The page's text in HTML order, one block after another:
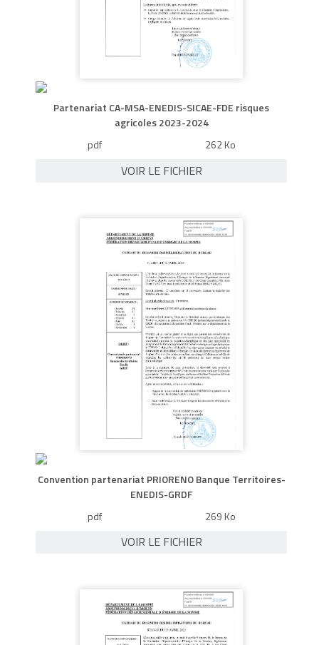
Partenariat CA-MSA-ENEDIS-SICAE-FDE risques
agricoles 2023-2024
pdf
262 Ko
VOIR LE FICHIER
Convention partenariat PRIORENO Banque Territoires-
ENEDIS-GRDF
pdf
269 Ko
VOIR LE FICHIER